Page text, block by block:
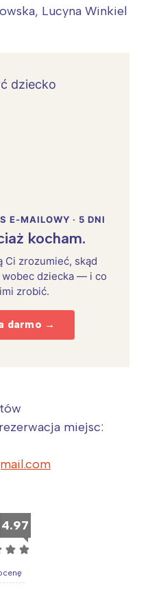
Lucyna Winkiel
E-MAILOWY · 5 DNI
kocham.
Ci zrozumieć, skąd
dziecka — i co
zrobić.
darmo →
miejsc:
4.97
☆ ☆